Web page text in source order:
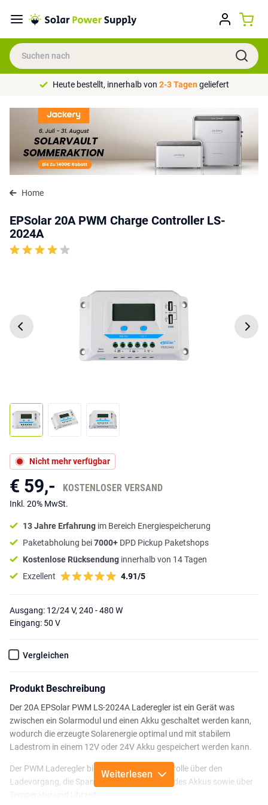
Heute bestellt, innerhalb von 2-3 Tagengeliefert
Home
EPSolar 20A PWM Charge Controller LS-
2024A
Nicht mehr verfügbar
€ 59,- KOSTENLOSER VERSAND
Inkl. 20% MwSt.
13 Jahre Erfahrung im Bereich Energiespeicherung
Paketabholung bei7000+ DPD Pickup Paketshops
Kostenlose Rücksendung innerhalb von 14 Tagen
Exzellent
4.91/5
Ausgang: 12/24 V, 240 - 480 W
Eingang: 50 V
Vergleichen
Produkt Beschreibung
Der 20A EPSolar PWM LS-2024A Laderegler ist ein Gerät was
zwischen ein Solarmodul und einen Akku geschaltet werden kann,
wodurch die erzeugte Solarenergie optimal und mit stabilem
Ladestrom in einem 12V oder 24V Akku gespeichert werden kann.
Der PWM Laderegler bietet eine visuelle Kontrolle über den
Ladevorgang, die Spannung und den Status des Akkus sowie über
Weiterlesen